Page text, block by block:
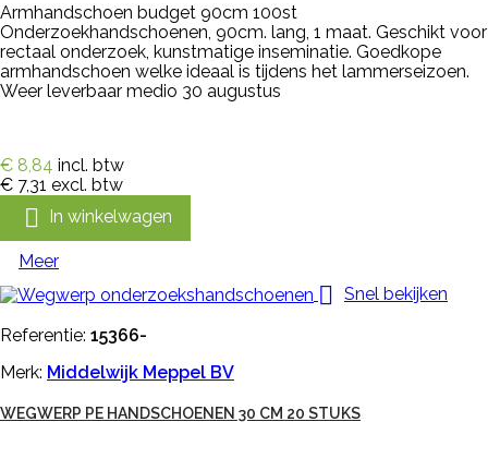
Armhandschoen budget 90cm 100st
Onderzoekhandschoenen, 90cm. lang, 1 maat. Geschikt voor
rectaal onderzoek, kunstmatige inseminatie. Goedkope
armhandschoen welke ideaal is tijdens het lammerseizoen.
Weer leverbaar medio 30 augustus
€ 8,84 incl. btw
€ 7,31 excl. btw
 In winkelwagen
Meer
 Snel bekijken
Referentie: 15366-
Merk: Middelwijk Meppel BV
WEGWERP PE HANDSCHOENEN 30 CM 20 STUKS